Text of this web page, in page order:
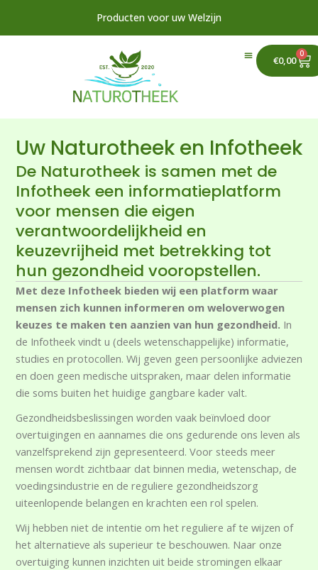
Producten voor uw Welzijn
€0,00
0
Uw Naturotheek en Infotheek
De Naturotheek is samen met de
Infotheek een informatieplatform
voor mensen die eigen
verantwoordelijkheid en
keuzevrijheid met betrekking tot
hun gezondheid vooropstellen.
Met deze Infotheek bieden wij een platform waar
mensen zich kunnen informeren om weloverwogen
keuzes te maken ten aanzien van hun gezondheid. In
de Infotheek vindt u (deels wetenschappelijke) informatie,
studies en protocollen. Wij geven geen persoonlijke adviezen
en doen geen medische uitspraken, maar delen informatie
die soms buiten het huidige gangbare kader valt.
Gezondheidsbeslissingen worden vaak beïnvloed door
overtuigingen en aannames die ons gedurende ons leven als
vanzelfsprekend zijn gepresenteerd. Voor steeds meer
mensen wordt zichtbaar dat binnen media, wetenschap, de
voedingsindustrie en de reguliere gezondheidszorg
uiteenlopende belangen en krachten een rol spelen.
Wij hebben niet de intentie om het reguliere af te wijzen of
het alternatieve als superieur te beschouwen. Naar onze
overtuiging kunnen inzichten uit beide stromingen elkaar